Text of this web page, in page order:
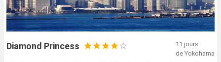
Diamond Princess
11 jours
de Yokohama